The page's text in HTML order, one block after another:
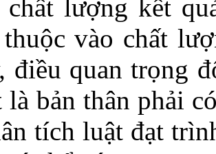
chất lượng kết
vào chất
điều quan trọng
bản thân phải
tích luật đạt